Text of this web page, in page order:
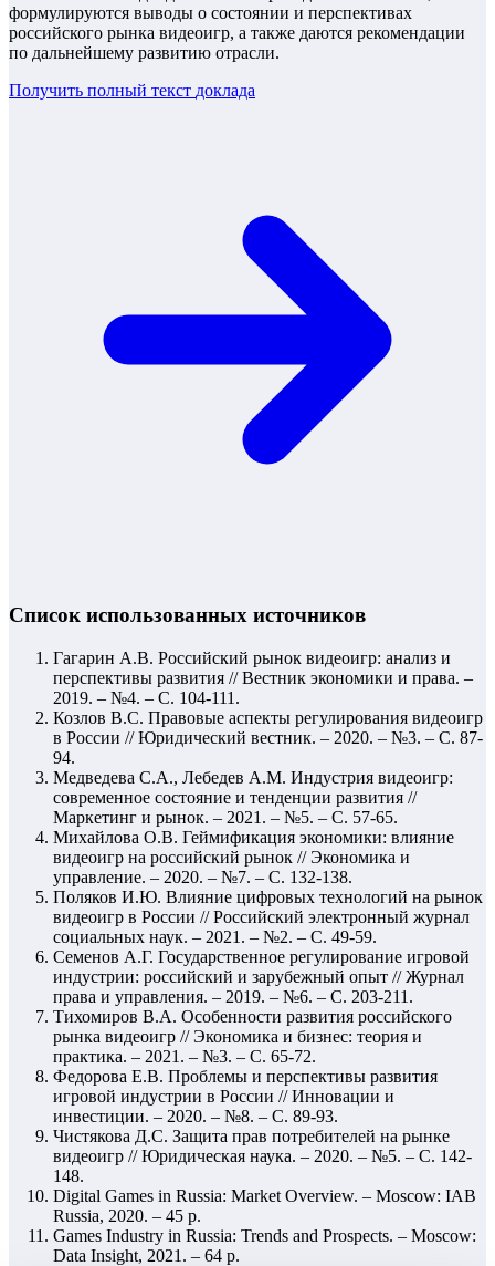
формулируются выводы о состоянии и перспективах
российского рынка видеоигр, а также даются рекомендации
по дальнейшему развитию отрасли.
Получить полный текст доклада
Список использованных источников
Гагарин А.В. Российский рынок видеоигр: анализ и
перспективы развития // Вестник экономики и права. –
2019. – №4. – С. 104-111.
Козлов В.С. Правовые аспекты регулирования видеоигр
в России // Юридический вестник. – 2020. – №3. – С. 87-
94.
Медведева С.А., Лебедев А.М. Индустрия видеоигр:
современное состояние и тенденции развития //
Маркетинг и рынок. – 2021. – №5. – С. 57-65.
Михайлова О.В. Геймификация экономики: влияние
видеоигр на российский рынок // Экономика и
управление. – 2020. – №7. – С. 132-138.
Поляков И.Ю. Влияние цифровых технологий на рынок
видеоигр в России // Российский электронный журнал
социальных наук. – 2021. – №2. – С. 49-59.
Семенов А.Г. Государственное регулирование игровой
индустрии: российский и зарубежный опыт // Журнал
права и управления. – 2019. – №6. – С. 203-211.
Тихомиров В.А. Особенности развития российского
рынка видеоигр // Экономика и бизнес: теория и
практика. – 2021. – №3. – С. 65-72.
Федорова Е.В. Проблемы и перспективы развития
игровой индустрии в России // Инновации и
инвестиции. – 2020. – №8. – С. 89-93.
Чистякова Д.С. Защита прав потребителей на рынке
видеоигр // Юридическая наука. – 2020. – №5. – С. 142-
148.
Digital Games in Russia: Market Overview. – Moscow: IAB
Russia, 2020. – 45 p.
Games Industry in Russia: Trends and Prospects. – Moscow:
Data Insight, 2021. – 64 p.